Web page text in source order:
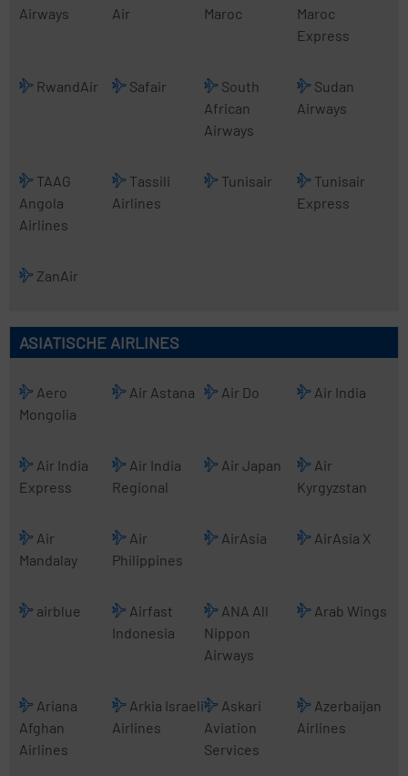
Airways Air Maroc
Maroc
Express
RwandAir Safair
South
African
Airways
Sudan
Airways
TAAG
Angola
Airlines
Tassili
Airlines
Tunisair
Tunisair
Express
ZanAir
ASIATISCHE AIRLINES
Aero
Mongolia
Air Astana Air Do Air India
Air India
Express
Air India
Regional
Air Japan
Air
Kyrgyzstan
Air
Mandalay
Air
Philippines
AirAsia AirAsia X
airblue
Airfast
Indonesia
ANA All
Nippon
Airways
Arab Wings
Ariana
Afghan
Airlines
Arkia Israeli
Airlines
Askari
Aviation
Services
Azerbaijan
Airlines